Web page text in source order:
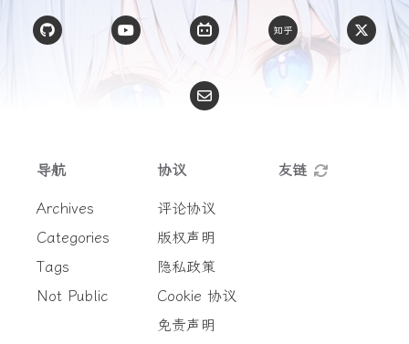
导航
Archives
Categories
Tags
Not Public
协议
评论协议
版权声明
隐私政策
Cookie 协议
免责声明
友链